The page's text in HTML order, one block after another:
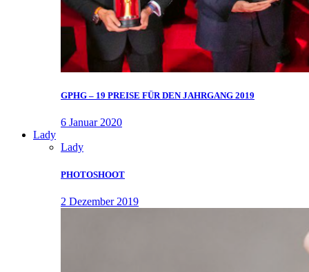
GPHG – 19 PREISE FÜR DEN JAHRGANG 2019
6 Januar 2020
Lady
Lady
PHOTOSHOOT
2 Dezember 2019